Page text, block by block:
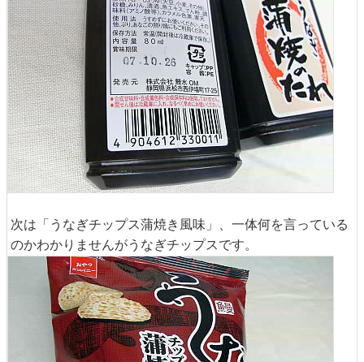
次は「うなぎチップス蒲焼き風味」、一体何を言っている
のかわかりませんがうなぎチップスです。